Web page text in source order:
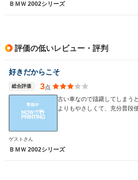
駆動方式 FR
ＢＭＷ 2002シリーズ
評価の低いレビュー・評判
好きだからこそ
総合評価 3点
古い車なので躊躇してしまう
よりもやさしくて、充分普段
ゲストさん
ＢＭＷ 2002シリーズ